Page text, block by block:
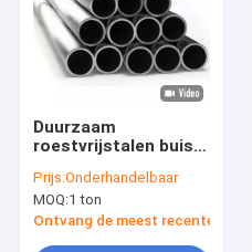
Duurzaam
roestvrijstalen buis
aangepaste lengte
voor meubels en
architectuur
Prijs:Onderhandelbaar
MOQ:1 ton
Ontvang de meest recente Prijs